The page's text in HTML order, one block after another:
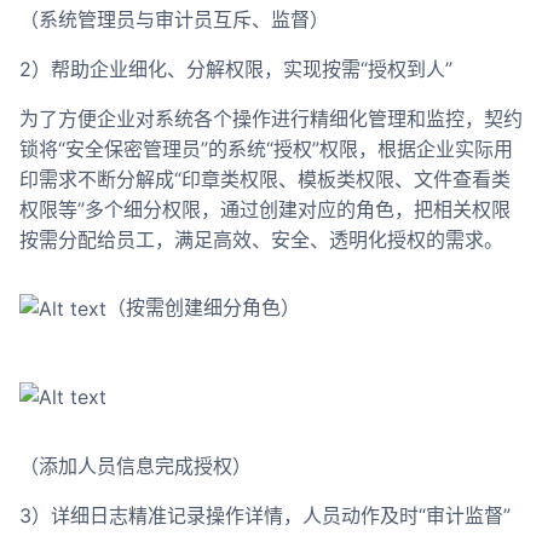
（系统管理员与审计员互斥、监督）
2）帮助企业细化、分解权限，实现按需“授权到人”
为了方便企业对系统各个操作进行精细化管理和监控，契约
锁将“安全保密管理员”的系统“授权”权限，根据企业实际用
印需求不断分解成“印章类权限、模板类权限、文件查看类
权限等”多个细分权限，通过创建对应的角色，把相关权限
按需分配给员工，满足高效、安全、透明化授权的需求。
（按需创建细分角色）
（添加人员信息完成授权）
3）详细日志精准记录操作详情，人员动作及时“审计监督”